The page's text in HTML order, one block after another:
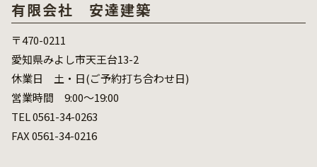
有限会社 安達建築
〒470-0211
愛知県みよし市天王台13-2
休業日 土・日(ご予約打ち合わせ日)
営業時間 9:00～19:00
TEL 0561-34-0263
FAX 0561-34-0216